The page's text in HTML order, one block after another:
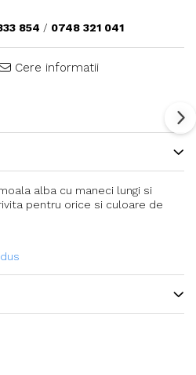
854 / 0748 321 041
Cere informatii
alba cu maneci lungi si
pentru orice si culoare de